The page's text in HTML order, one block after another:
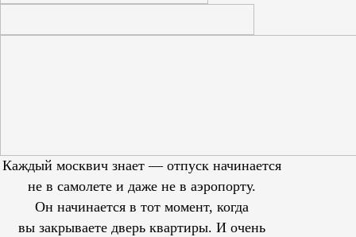
Каждый москвич знает — отпуск начинается
не в самолете и даже не в аэропорту.
Он начинается в тот момент, когда
вы закрываете дверь квартиры. И очень